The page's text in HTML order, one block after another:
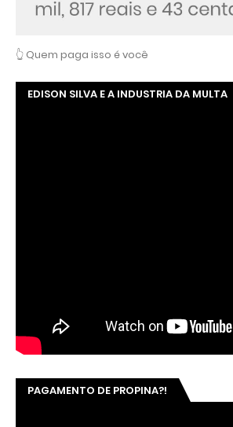
👆 Quem paga isso é você
EDISON SILVA E A INDUSTRIA DA MULTA
PAGAMENTO DE PROPINA?!